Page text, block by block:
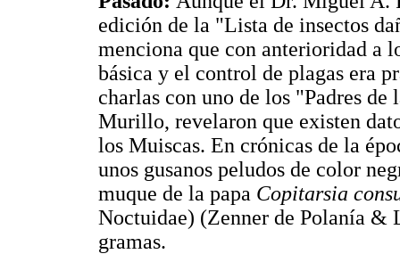
edición de la "Lista de insectos
menciona que con anterioridad a
básica y el control de plagas era
charlas con uno de los "Padres
Murillo, revelaron que existen
los Muiscas. En crónicas de la
unos gusanos peludos de color
muque de la papa Copitarsia
Noctuidae) (Zenner de Polanía &
gramas.